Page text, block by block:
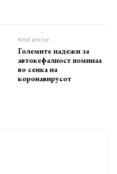
Next article
Големите надежи за
автокефалност поминаа
во сенка на
коронавирусот